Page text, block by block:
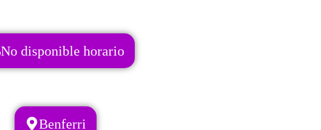
No disponible horario
Benferri